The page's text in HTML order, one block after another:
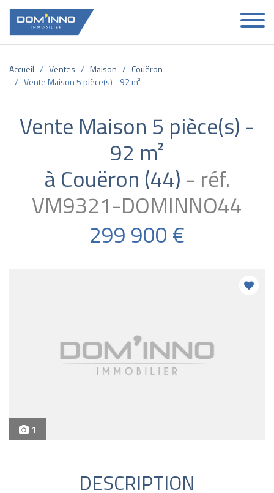
Accueil Ventes Maison
Couëron
Vente Maison 5 pièce(s) - 92 m²
Vente Maison 5 pièce(s) -
92 m²
à Couëron (44) réf.
VM9321-DOMINNO44
299 900 €
1
DESCRIPTION